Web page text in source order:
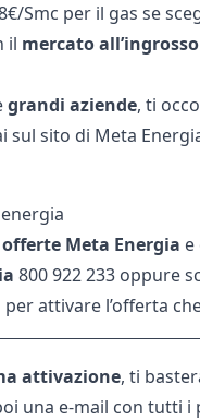
Smc per il gas se
il mercato all’ingrosso
grandi aziende, ti
sul sito di Meta
offerte Meta Energia
800 922 233 oppure
attivare l’offerta
attivazione, ti
una e-mail con tutti i